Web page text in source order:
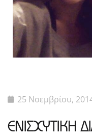
25 Νοεμβρίου,
ΕΝΙΣΧΥΤΙΚΗ